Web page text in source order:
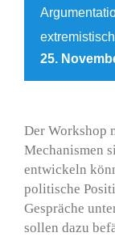
25.
Der Workshop
Mechanismen
entwickeln
politische
Gespräche
sollen dazu